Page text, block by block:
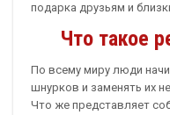
подарка друзьям и
Что такое
По всему миру люди
шнурков и заменять их
Что же представляет